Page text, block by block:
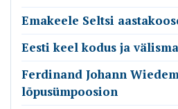
Emakeele Seltsi
Eesti keel kodus ja
Ferdinand Johann
lõpusümpoosion